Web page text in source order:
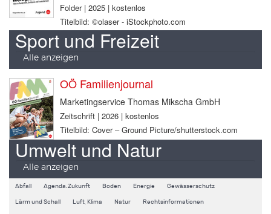
Folder | 2025 | kostenlos
Titelbild: ©olaser - iStockphoto.com
Sport und Freizeit
Alle anzeigen
OÖ Familienjournal
Marketingservice Thomas Mikscha GmbH
Zeitschrift | 2026 | kostenlos
Titelbild: Cover – Ground Picture/shutterstock.com
Umwelt und Natur
Alle anzeigen
Abfall Agenda.Zukunft Boden Energie Gewässerschutz
Lärm und Schall Luft, Klima Natur Rechtsinformationen